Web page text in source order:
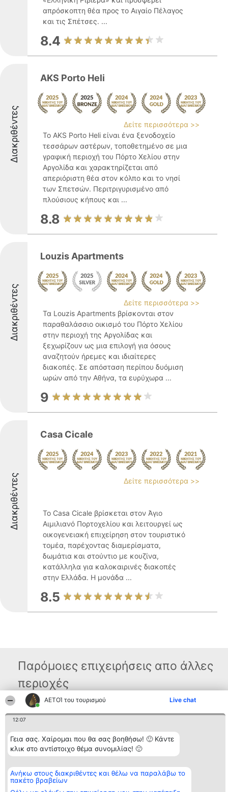
ΑΕΤΟΊ του τουρισμού Live chat
12:07
Γεια σας. Χαίρομαι που θα σας βοηθήσω! 🙂 Κάντε
κλικ στο αντίστοιχο θέμα συνομιλίας! 🙂
Ανήκω στους διακριθέντες και θέλω να παραλάβω το
πακέτο βραβείων
απρόσκοπτη θέα προς το Αιγαίο Πέλαγος
και τις Σπέτσες. ...
8.4
Διακριθέντες
AKS Porto Heli
Δείτε περισσότερα >>
Το AKS Porto Heli είναι ένα ξενοδοχείο
τεσσάρων αστέρων, τοποθετημένο σε μια
γραφική περιοχή του Πόρτο Χελίου στην
Αργολίδα και χαρακτηρίζεται από
απεριόριστη θέα στον κόλπο και το νησί
των Σπετσών. Περιτριγυρισμένο από
πλούσιους κήπους και ...
8.8
Διακριθέντες
Louzis Apartments
Δείτε περισσότερα >>
Τα Louzis Apartments βρίσκονται στον
παραθαλάσσιο οικισμό του Πόρτο Χελίου
στην περιοχή της Αργολίδας και
ξεχωρίζουν ως μια επιλογή για όσους
αναζητούν ήρεμες και ιδιαίτερες
διακοπές. Σε απόσταση περίπου δυόμιση
ωρών από την Αθήνα, τα ευρύχωρα ...
9
Διακριθέντες
Casa Cicale
Δείτε περισσότερα >>
Το Casa Cicale βρίσκεται στον Άγιο
Αιμιλιανό Πορτοχελίου και λειτουργεί ως
οικογενειακή επιχείρηση στον τουριστικό
τομέα, παρέχοντας διαμερίσματα,
δωμάτια και στούντιο με κουζίνα,
κατάλληλα για καλοκαιρινές διακοπές
στην Ελλάδα. Η μονάδα ...
8.5
Παρόμοιες επιχειρήσεις απο άλλες
περιοχές
Διοργανωτής της
BEAUTIFUL COMPANY
Μονοπρόσωπη ΙΚΕ
ΤΗΛ. ΕΠΙΚΟΙΝΩΝΙΑΣ:
2104128019
aetoi@beautifulcompany.co
Κατάταξη
Λίστα όλων
των
διακριθέντων
Μεθοδολογία
προϋποθέσεις
ΠΟΛΙΤΙΚΗ
Επικοινωνία